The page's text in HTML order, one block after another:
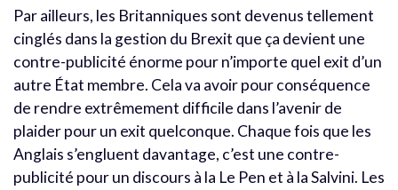
Par ailleurs, les Britanniques sont devenus tellement
cinglés dans la gestion du Brexit que ça devient une
contre-publicité énorme pour n’importe quel exit d’un
autre État membre. Cela va avoir pour conséquence
de rendre extrêmement difficile dans l’avenir de
plaider pour un exit quelconque. Chaque fois que les
Anglais s’engluent davantage, c’est une contre-
publicité pour un discours à la Le Pen et à la Salvini. Les